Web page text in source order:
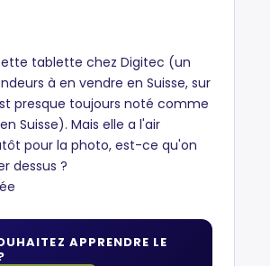
tablette chez Digitec (un
à en vendre en Suisse, sur
presque toujours noté comme
Suisse). Mais elle a l'air
pour la photo, est-ce qu'on
dessus ?
APPRENDRE LE